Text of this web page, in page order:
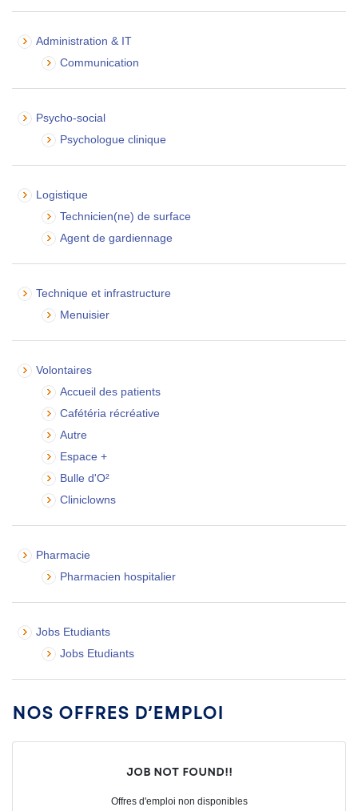
Administration & IT
Communication
Psycho-social
Psychologue clinique
Logistique
Technicien(ne) de surface
Agent de gardiennage
Technique et infrastructure
Menuisier
Volontaires
Accueil des patients
Cafétéria récréative
Autre
Espace +
Bulle d'O²
Cliniclowns
Pharmacie
Pharmacien hospitalier
Jobs Etudiants
Jobs Etudiants
Nos offres d’emploi
Job not found!!
Offres d'emploi non disponibles